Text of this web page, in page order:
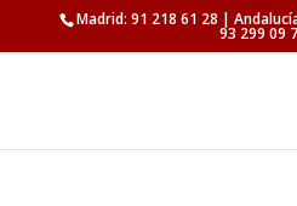
Madrid: 91 218 61 28 |
93 299 09